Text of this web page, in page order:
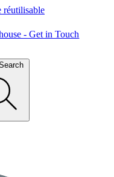
réutilisable
- Get in Touch